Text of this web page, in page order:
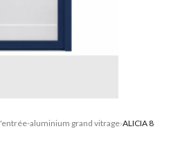
aluminium grand vitrage›ALICIA 8